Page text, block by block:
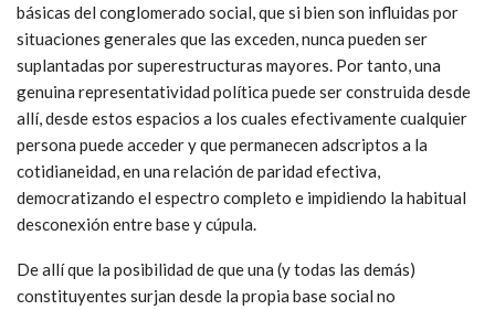
básicas del conglomerado social, que si bien son influidas por
situaciones generales que las exceden, nunca pueden ser
suplantadas por superestructuras mayores. Por tanto, una
genuina representatividad política puede ser construida desde
allí, desde estos espacios a los cuales efectivamente cualquier
persona puede acceder y que permanecen adscriptos a la
cotidianeidad, en una relación de paridad efectiva,
democratizando el espectro completo e impidiendo la habitual
desconexión entre base y cúpula.
De allí que la posibilidad de que una (y todas las demás)
constituyentes surjan desde la propia base social no